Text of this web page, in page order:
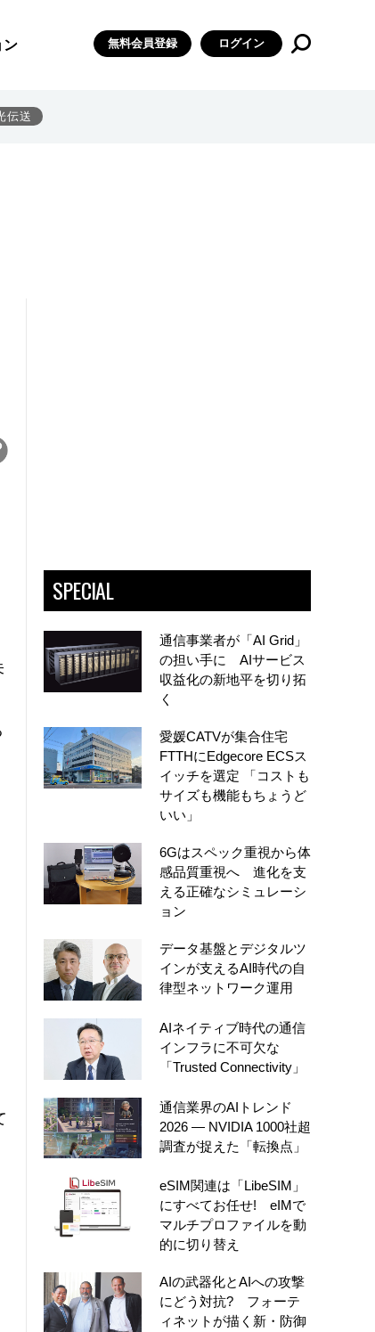
ン 無料会員登録 ログイン
伝送
SPECIAL
通信事業者が「AI Grid」
の担い手に AIサービス
収益化の新地平を切り拓
く
愛媛CATVが集合住宅
FTTHにEdgecore ECSス
イッチを選定 「コストも
サイズも機能もちょうど
いい」
6Gはスペック重視から体
感品質重視へ 進化を支
える正確なシミュレーシ
ョン
データ基盤とデジタルツ
インが支えるAI時代の自
律型ネットワーク運用
AIネイティブ時代の通信
インフラに不可欠な
「Trusted Connectivity」
通信業界のAIトレンド
2026 ― NVIDIA 1000社超
調査が捉えた「転換点」
eSIM関連は「LibeSIM」
にすべてお任せ! eIMで
マルチプロファイルを動
的に切り替え
AIの武器化とAIへの攻撃
にどう対抗? フォーテ
ィネットが描く新・防御